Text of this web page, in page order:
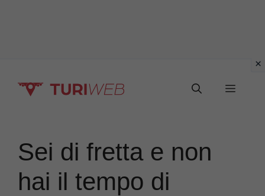
Menu
Sei di fretta e non
hai il tempo di